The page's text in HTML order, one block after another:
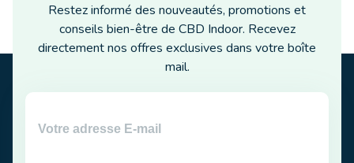
Restez informé des nouveautés, promotions et
conseils bien-être de CBD Indoor. Recevez
directement nos offres exclusives dans votre boîte
mail.